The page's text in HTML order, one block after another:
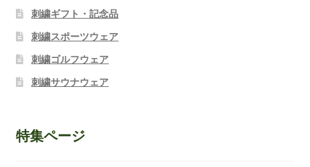
刺繍ギフト・記念品
刺繍スポーツウェア
刺繍ゴルフウェア
刺繍サウナウェア
特集ページ